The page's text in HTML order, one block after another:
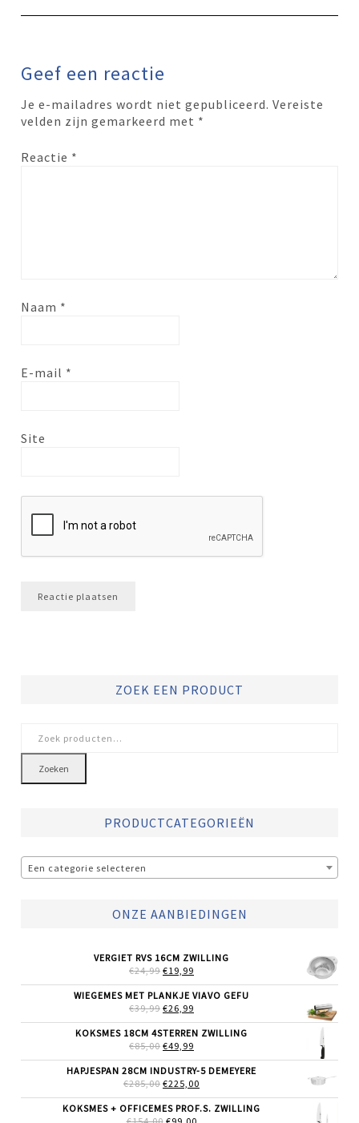
Geef een reactie
Je e-mailadres wordt niet gepubliceerd. Vereiste
velden zijn gemarkeerd met *
Reactie *
Naam *
E-mail *
Site
ZOEK EEN PRODUCT
naar:
Zoeken
PRODUCTCATEGORIEËN
Een categorie selecteren
ONZE AANBIEDINGEN
VERGIET RVS 16CM ZWILLING
€24,99 OORSPRONKELIJKE
WAS:
€24,99.
€19,99
IS:
WIEGEMES MET PLANKJE VIAVO GEFU
€39,99 OORSPRONKELIJKE
WAS:
€39,99.
€26,99
IS:
KOKSMES 18CM 4STERREN ZWILLING
€85,00 OORSPRONKELIJKE
WAS:
€85,00.
€49,99
IS:
€49,99.
HAPJESPAN 28CM INDUSTRY-5 DEMEYERE
€285,00 OORSPRONKELIJKE
WAS:
€285,00.
€225,00
IS:
KOKSMES + OFFICEMES PROF.S. ZWILLING
OORSPRONKELIJKE
HUIDIGE